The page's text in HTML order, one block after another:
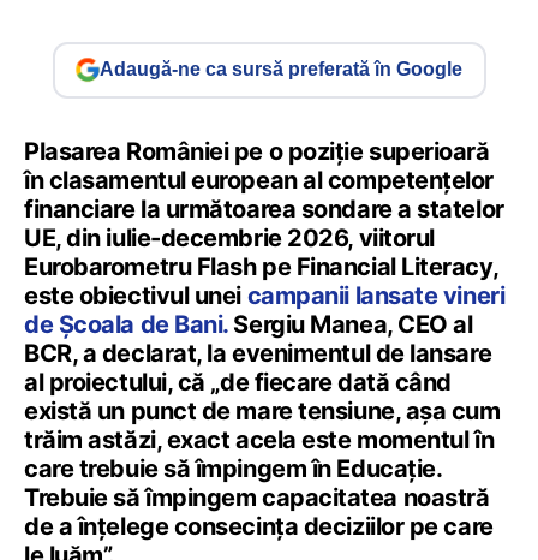
Adaugă-ne ca sursă preferată în Google
Plasarea României pe o poziție superioară
în clasamentul european al competențelor
financiare la următoarea sondare a statelor
UE, din iulie-decembrie 2026, viitorul
Eurobarometru Flash pe Financial Literacy,
este obiectivul unei campanii lansate vineri
de Școala de Bani.Sergiu Manea, CEO al
BCR, a declarat, la evenimentul de lansare
al proiectului, că „de fiecare dată când
există un punct de mare tensiune, așa cum
trăim astăzi, exact acela este momentul în
care trebuie să împingem în Educație.
Trebuie să împingem capacitatea noastră
de a înțelege consecința deciziilor pe care